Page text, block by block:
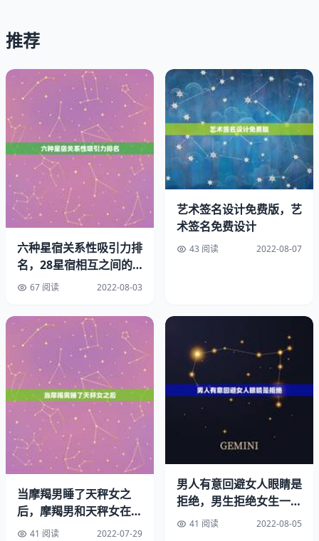
其实要不要要看家庭情况
比如经济情况、夫妻共同意愿三胎的5个优点和5个缺点。
我认为就可以要
毕竟三个孩子不算多
上天赐予你们的礼物
为什么不要呢一儿一女还需要三胎吗。
2、三十五了有没有必要生三胎吗,已经有一儿一女了？
如果是我的话我不会生了。已经有一儿一女了凑成一个好字
了,现在养孩子太不容易。
推荐
六种星宿关系性吸引力排
名，28星宿相互之间的
关系67 阅读 2022-08-03
艺术签名设计免费版，艺
术签名免费设计
43 阅读 2022-08-07
当摩羯男睡了天秤女之
后，摩羯男和天秤女在一
起，有哪些办法能让二人
41 阅读 2022-07-29
男人有意回避女人眼睛是
拒绝，男生拒绝女生一般
会有哪些表现？
41 阅读 2022-08-05